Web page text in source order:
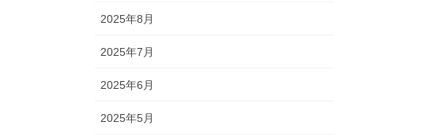
2025年8月
2025年7月
2025年6月
2025年5月